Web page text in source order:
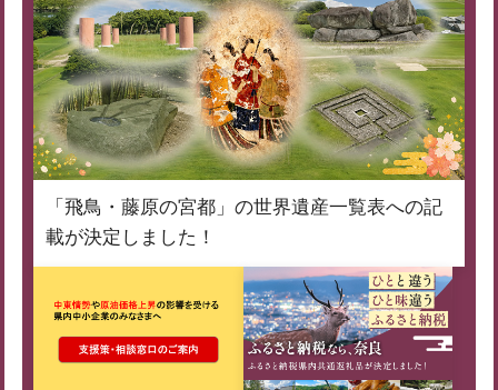
「飛鳥・藤原の宮都」の世界遺産一覧表への記
載が決定しました！